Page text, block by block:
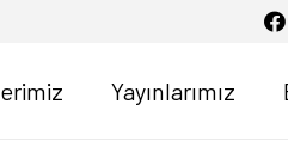
Yayınlarımız